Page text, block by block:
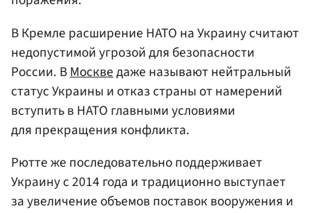
В Кремле расширение НАТО на Украину считают
недопустимой угрозой для безопасности
России. ВМоскведаже называют нейтральный
статус Украины и отказ страны от намерений
вступить в НАТО главными условиями
для прекращения конфликта.
Рютте же последовательно поддерживает
Украину с 2014 года и традиционно выступает
за увеличение объемов поставок вооружения и